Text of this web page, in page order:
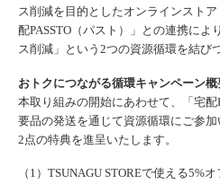
ス削減を目的としたオンラインスト
配PASSTO（パスト）」との連携によ
ス削減」という2つの資源循環を結び
おトクにつながる循環キャンペーン概
本取り組みの開始にあわせて、「宅配
要品の発送を通じて資源循環にご参
2点の特典を進呈いたします。
（1）TSUNAGU STOREで使える5%